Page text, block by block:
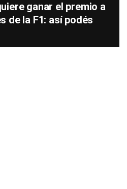
ganar el premio a
de la F1: así podés